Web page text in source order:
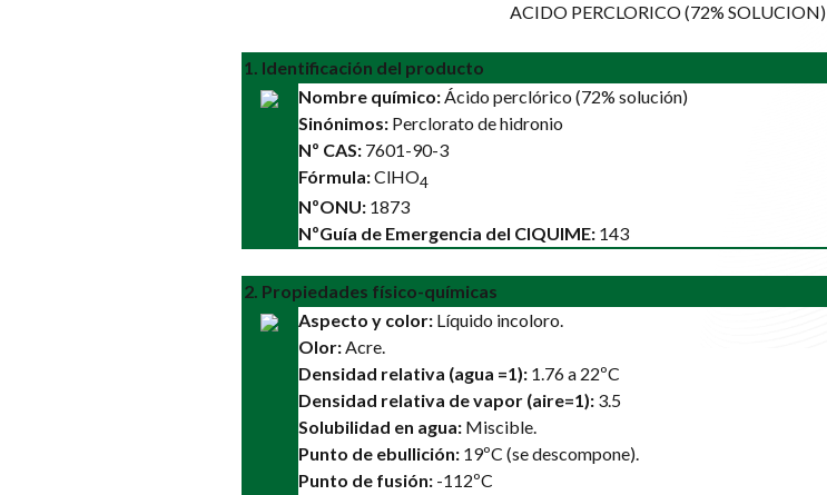
ACIDO PERCLORICO (72% SOLUCION)
1. Identificación del producto
Nombre químico:Ácido perclórico (72% solución)
Sinónimos:Perclorato de hidronio
Nº CAS:7601-90-3
Fórmula:ClHO4
NºONU:1873
NºGuía de Emergencia del CIQUIME:143
2. Propiedades físico-químicas
Aspecto y color:Líquido incoloro.
Olor:Acre.
Densidad relativa (agua =1):1.76 a 22ºC
Densidad relativa de vapor (aire=1):3.5
Solubilidad en agua:Miscible.
Punto de ebullición:19ºC (se descompone).
Punto de fusión:-112ºC